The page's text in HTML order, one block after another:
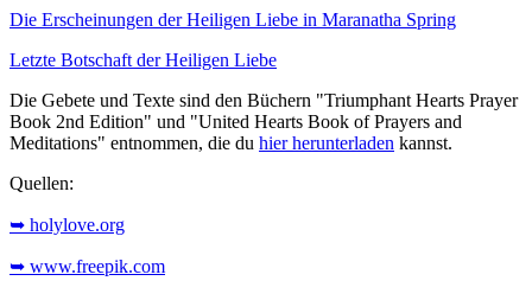
Die Erscheinungen der Heiligen Liebe in Maranatha Spring
Letzte Botschaft der Heiligen Liebe
Die Gebete und Texte sind den Büchern "Triumphant Hearts Prayer
Book 2nd Edition" und "United Hearts Book of Prayers and
Meditations" entnommen, die du hier herunterladen kannst.
Quellen:
➥ holylove.org
➥ www.freepik.com